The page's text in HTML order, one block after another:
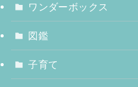
ワンダーボックス
図鑑
子育て